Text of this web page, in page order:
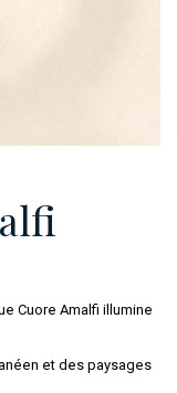
Cuore Amalfi illumine
et des paysages